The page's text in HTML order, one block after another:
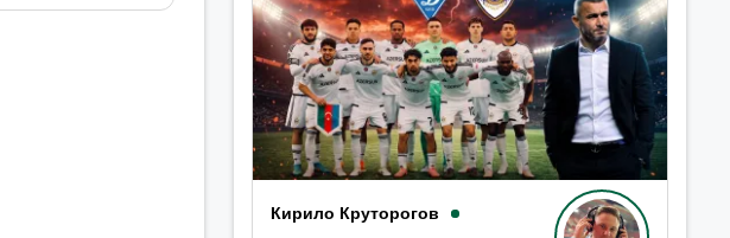
Кирило Круторогов